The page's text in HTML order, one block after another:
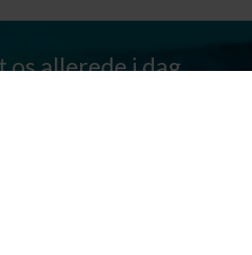
allerede i dag